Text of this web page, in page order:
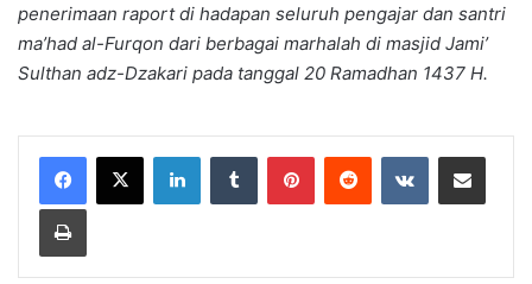
penerimaan raport di hadapan seluruh pengajar dan santri
ma’had al-Furqon dari berbagai marhalah di masjid Jami’
Sulthan adz-Dzakari pada tanggal 20 Ramadhan 1437 H.